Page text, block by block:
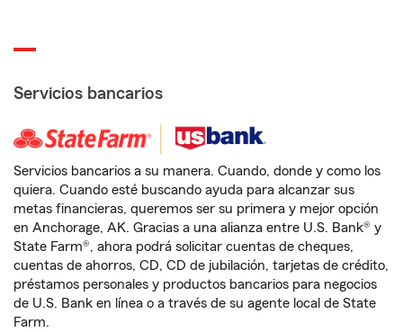
Servicios bancarios
Servicios bancarios a su manera. Cuando, donde y como los
quiera. Cuando esté buscando ayuda para alcanzar sus
metas financieras, queremos ser su primera y mejor opción
en Anchorage, AK. Gracias a una alianza entre U.S. Bank® y
State Farm®, ahora podrá solicitar cuentas de cheques,
cuentas de ahorros, CD, CD de jubilación, tarjetas de crédito,
préstamos personales y productos bancarios para negocios
de U.S. Bank en línea o a través de su agente local de State
Farm.